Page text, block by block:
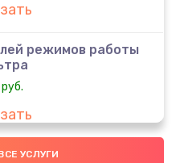
режимов работы
входного фильтра
УСЛУГИ